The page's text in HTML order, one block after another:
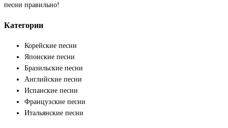
песни правильно!
Категории
Корейские песни
Японские песни
Бразильские песни
Английские песни
Испанские песни
Французские песни
Итальянские песни